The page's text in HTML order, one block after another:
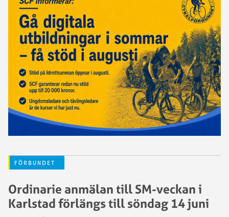
FÖRBUNDET
Ordinarie anmälan till SM-veckan i
Karlstad förlängs till söndag 14 juni